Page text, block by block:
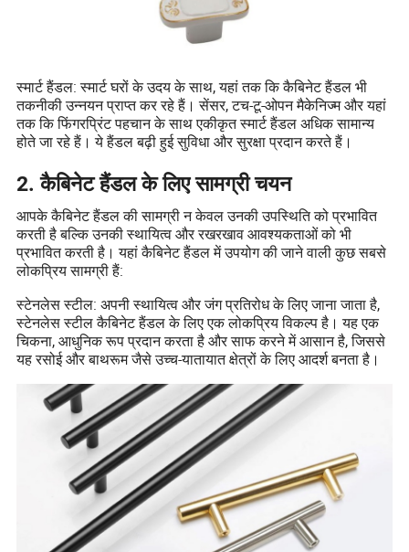
स्मार्ट हैंडल: स्मार्ट घरों के उदय के साथ, यहां तक कि कैबिनेट हैंडल भी
तकनीकी उन्नयन प्राप्त कर रहे हैं। सेंसर, टच-टू-ओपन मैकेनिज्म और यहां
तक कि फिंगरप्रिंट पहचान के साथ एकीकृत स्मार्ट हैंडल अधिक सामान्य
होते जा रहे हैं। ये हैंडल बढ़ी हुई सुविधा और सुरक्षा प्रदान करते हैं।
2. कैबिनेट हैंडल के लिए सामग्री चयन
आपके कैबिनेट हैंडल की सामग्री न केवल उनकी उपस्थिति को प्रभावित
करती है बल्कि उनकी स्थायित्व और रखरखाव आवश्यकताओं को भी
प्रभावित करती है। यहां कैबिनेट हैंडल में उपयोग की जाने वाली कुछ सबसे
लोकप्रिय सामग्री हैं:
स्टेनलेस स्टील: अपनी स्थायित्व और जंग प्रतिरोध के लिए जाना जाता है,
स्टेनलेस स्टील कैबिनेट हैंडल के लिए एक लोकप्रिय विकल्प है। यह एक
चिकना, आधुनिक रूप प्रदान करता है और साफ करने में आसान है, जिससे
यह रसोई और बाथरूम जैसे उच्च-यातायात क्षेत्रों के लिए आदर्श बनता है।